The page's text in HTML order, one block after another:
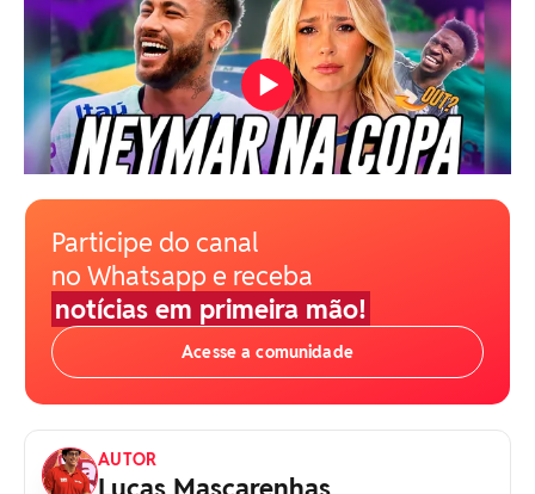
Participe do canal
no Whatsapp e receba
notícias em primeira mão!
Acesse a comunidade
AUTOR